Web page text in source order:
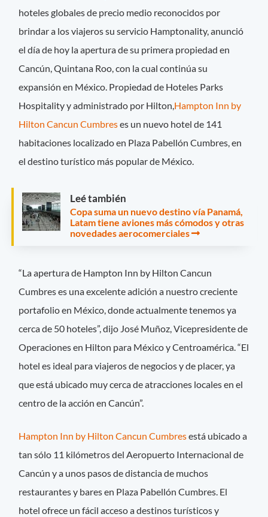
hoteles globales de precio medio reconocidos por
brindar a los viajeros su servicio Hamptonality, anunció
el día de hoy la apertura de su primera propiedad en
Cancún, Quintana Roo, con la cual continúa su
expansión en México. Propiedad de Hoteles Parks
Hospitality y administrado por Hilton, Hampton Inn by
Hilton Cancun Cumbreses un nuevo hotel de 141
habitaciones localizado en Plaza Pabellón Cumbres, en
el destino turístico más popular de México.
Leé también
Copa suma un nuevo destino vía Panamá,
Latam tiene aviones más cómodos y otras
novedades aerocomerciales
“La apertura de Hampton Inn by Hilton Cancun
Cumbres es una excelente adición a nuestro creciente
portafolio en México, donde actualmente tenemos ya
cerca de 50 hoteles”, dijo José Muñoz, Vicepresidente de
Operaciones en Hilton para México y Centroamérica. “El
hotel es ideal para viajeros de negocios y de placer, ya
que está ubicado muy cerca de atracciones locales en el
centro de la acción en Cancún”.
Hampton Inn by Hilton Cancun Cumbresestá ubicado a
tan sólo 11 kilómetros del Aeropuerto Internacional de
Cancún y a unos pasos de distancia de muchos
restaurantes y bares en Plaza Pabellón Cumbres. El
hotel ofrece un fácil acceso a destinos turísticos y